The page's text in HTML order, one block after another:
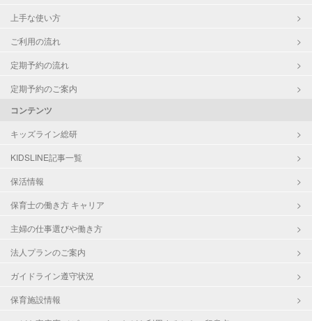
上手な使い方
ご利用の流れ
定期予約の流れ
定期予約のご案内
コンテンツ
キッズライン総研
KIDSLINE記事一覧
保活情報
保育士の働き方 キャリア
主婦の仕事選びや働き方
法人プランのご案内
ガイドライン遵守状況
保育施設情報